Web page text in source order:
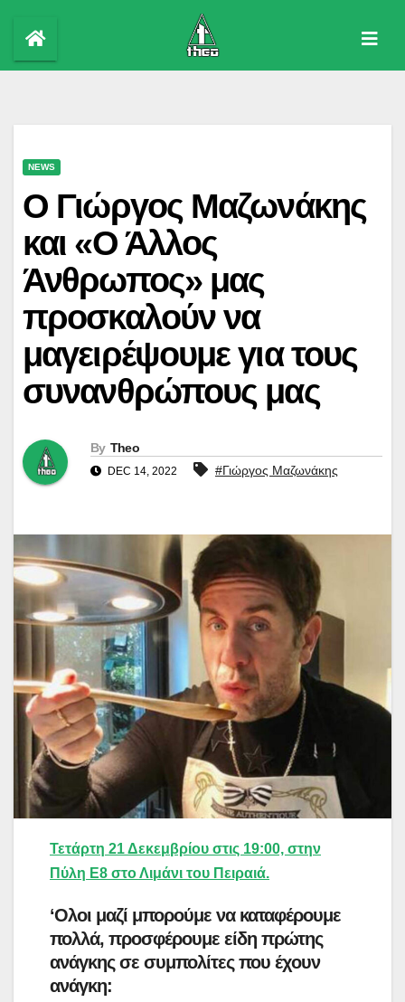
content
NEWS
Ο Γιώργος Μαζωνάκης
και «Ο Άλλος
Άνθρωπος» μας
προσκαλούν να
μαγειρέψουμε για τους
συνανθρώπους μας
By Theo
DEC 14, 2022 #Γιώργος Μαζωνάκης
Τετάρτη 21 Δεκεμβρίου στις 19:00, στην
Πύλη Ε8 στο Λιμάνι του Πειραιά.
‘Ολοι μαζί μπορούμε να καταφέρουμε
πολλά, προσφέρουμε είδη πρώτης
ανάγκης σε συμπολίτες που έχουν
ανάγκη: